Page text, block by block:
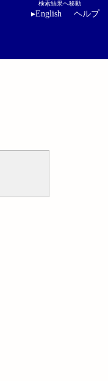
検索結果へ移動
▸English ヘルプ